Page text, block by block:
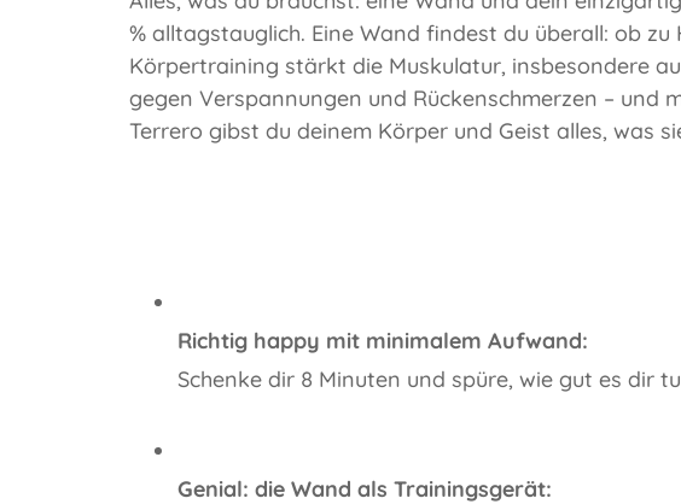
% alltagstauglich. Eine Wand findest du überall: ob
Körpertraining stärkt die Muskulatur, insbesondere
gegen Verspannungen und Rückenschmerzen –
Terrero gibst du deinem Körper und Geist alles, was
Richtig happy mit minimalem Aufwand:
Schenke dir 8 Minuten und spüre, wie gut es dir
Genial: die Wand als Trainingsgerät: